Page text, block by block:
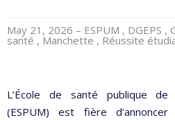
May 21, 2026 – ESPUM , DGEPS
santé , Manchette , Réussite
L’École de santé publique de
(ESPUM) est fière